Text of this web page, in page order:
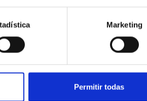
Marketing
Permitir todas
the specific effects of active galactic